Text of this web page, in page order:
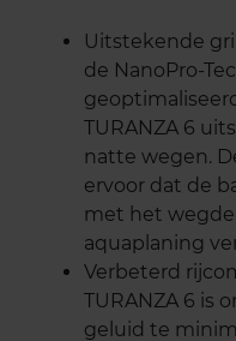
Uitstekende
de NanoPro-
TURANZA 6
natte wegen.
ervoor dat de
met het
aquaplaning
Verbeterd
TURANZA 6 is
geluid te